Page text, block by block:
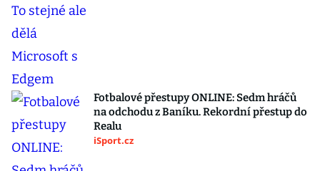
Fotbalové přestupy ONLINE: Sedm hráčů
na odchodu z Baníku. Rekordní přestup do
Realu
iSport.cz